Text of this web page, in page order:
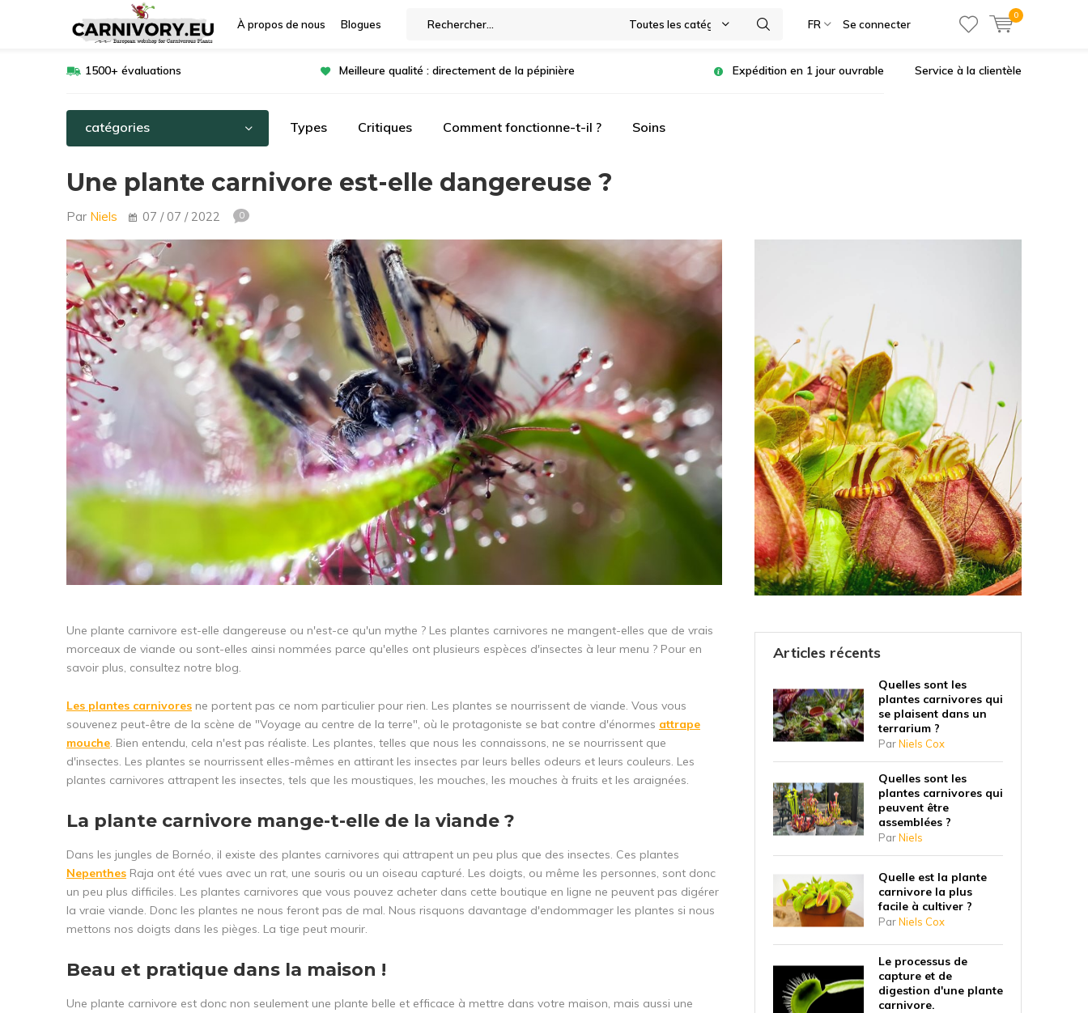
À propos de nous Blogues Toutes les catégories FR Se connecter
0
1500+ évaluations Meilleure qualité : directement de la pépinière Expédition en 1 jour ouvrable Service à la clientèle
catégories Types Critiques Comment fonctionne-t-il ? Soins
Une plante carnivore est-elle dangereuse ?
Par Niels 07 / 07 / 2022 0
Une plante carnivore est-elle dangereuse ou n'est-ce qu'un mythe ? Les plantes carnivores ne mangent-elles que de vrais
morceaux de viande ou sont-elles ainsi nommées parce qu'elles ont plusieurs espèces d'insectes à leur menu ? Pour en
savoir plus, consultez notre blog.
Les plantes carnivores ne portent pas ce nom particulier pour rien. Les plantes se nourrissent de viande. Vous vous
souvenez peut-être de la scène de "Voyage au centre de la terre", où le protagoniste se bat contre d'énormes attrape
mouche. Bien entendu, cela n'est pas réaliste. Les plantes, telles que nous les connaissons, ne se nourrissent que
d'insectes. Les plantes se nourrissent elles-mêmes en attirant les insectes par leurs belles odeurs et leurs couleurs. Les
plantes carnivores attrapent les insectes, tels que les moustiques, les mouches, les mouches à fruits et les araignées.
La plante carnivore mange-t-elle de la viande ?
Dans les jungles de Bornéo, il existe des plantes carnivores qui attrapent un peu plus que des insectes. Ces plantes
Nepenthes Raja ont été vues avec un rat, une souris ou un oiseau capturé. Les doigts, ou même les personnes, sont donc
un peu plus difficiles. Les plantes carnivores que vous pouvez acheter dans cette boutique en ligne ne peuvent pas digérer
la vraie viande. Donc les plantes ne nous feront pas de mal. Nous risquons davantage d'endommager les plantes si nous
mettons nos doigts dans les pièges. La tige peut mourir.
Beau et pratique dans la maison !
Une plante carnivore est donc non seulement une plante belle et efficace à mettre dans votre maison, mais aussi une
Articles récents
Quelles sont les
plantes carnivores qui
se plaisent dans un
terrarium ?
ParNiels Cox
Quelles sont les
plantes carnivores qui
peuvent être
assemblées ?
ParNiels
Quelle est la plante
carnivore la plus
facile à cultiver ?
ParNiels Cox
Le processus de
capture et de
digestion d'une plante
carnivore.